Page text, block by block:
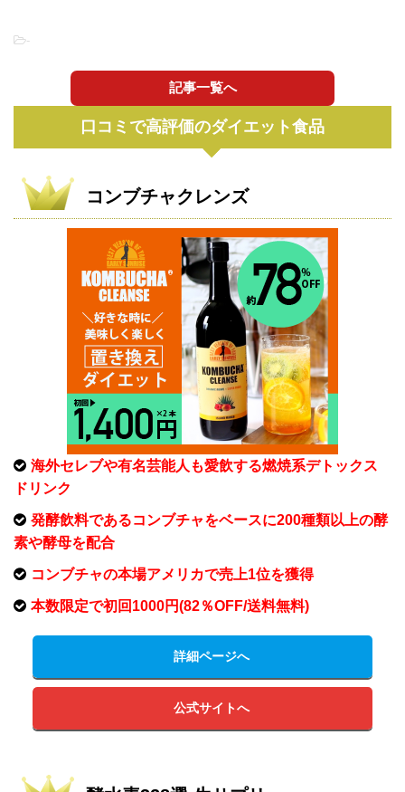
-
記事一覧へ
口コミで高評価のダイエット食品
コンブチャクレンズ
海外セレブや有名芸能人も愛飲する燃焼系デトックス
ドリンク
発酵飲料であるコンブチャをベースに200種類以上の酵
素や酵母を配合
コンブチャの本場アメリカで売上1位を獲得
本数限定で初回1000円(82％OFF/送料無料)
詳細ページへ
公式サイトへ